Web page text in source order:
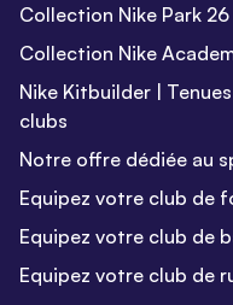
Collection Nike Park 26
Collection Nike
Nike Kitbuilder |
clubs
Notre offre dédiée au
Equipez votre club de
Equipez votre club de
Equipez votre club de